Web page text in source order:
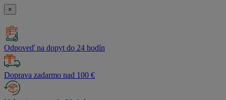
×
Odpoveď na dopyt do 24 hodín
Doprava zadarmo nad 100 €